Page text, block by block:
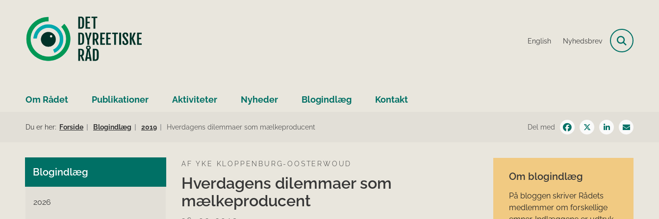
English Nyhedsbrev
Om Rådet Publikationer Aktiviteter Nyheder Blogindlæg Kontakt
Du er her: Forside Blogindlæg 2019 Hverdagens dilemmaer som mælkeproducent Del med
Blogindlæg
2026
AF YKE KLOPPENBURG-OOSTERWOUD
Hverdagens dilemmaer som
mælkeproducent
Om blogindlæg
På bloggen skriver Rådets
medlemmer om forskellige